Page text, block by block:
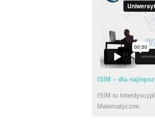
ISIM – dla
ISIM to
Matematyczne.